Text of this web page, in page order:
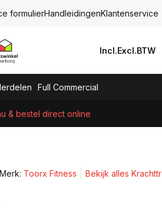
formulierHandleidingenKlantenservice
Incl.Excl.BTW
Full Commercial
& bestel direct online
Merk: Toorx Fitness Bekijk alles